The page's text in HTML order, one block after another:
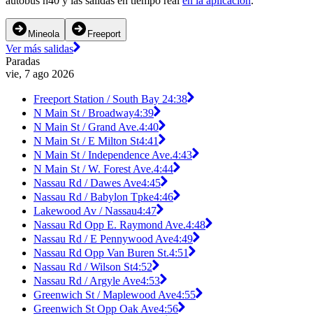
Mineola Freeport
Ver más salidas
Paradas
vie, 7 ago 2026
Freeport Station / South Bay 24:38
N Main St / Broadway4:39
N Main St / Grand Ave.4:40
N Main St / E Milton St4:41
N Main St / Independence Ave.4:43
N Main St / W. Forest Ave.4:44
Nassau Rd / Dawes Ave4:45
Nassau Rd / Babylon Tpke4:46
Lakewood Av / Nassau4:47
Nassau Rd Opp E. Raymond Ave.4:48
Nassau Rd / E Pennywood Ave4:49
Nassau Rd Opp Van Buren St.4:51
Nassau Rd / Wilson St4:52
Nassau Rd / Argyle Ave4:53
Greenwich St / Maplewood Ave4:55
Greenwich St Opp Oak Ave4:56